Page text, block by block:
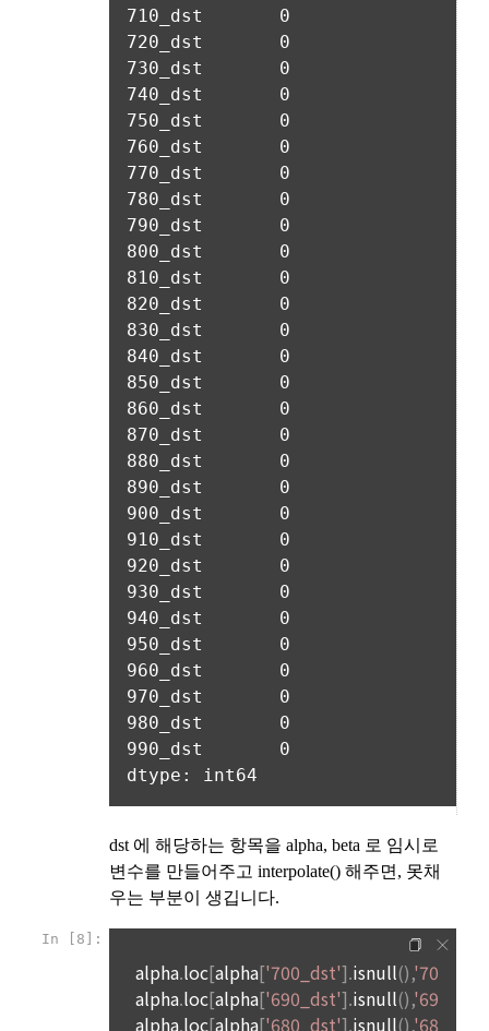
보 취급방침을 통해 알림으로써 고지 절차와 동의 절차를 거치
제 10 조 (계약의 성립)
1. “사이트”는 제9조와 같은 구매 신청에 대하여 다음 각 호에 해
당하면 승낙하지 않을 수 있다. 다만, 미성년자와 계약을 체결하
는 경우에는 법정대리인의 동의를 얻지 못하면 미성년자 본인
또는 법정대리인이 계약을 취소할 수 있다는 내용을 고지하여야
가. 신청 내용에 허위, 기재누락, 오기가 있는 경우
나. 기타 구매 신청에 승낙하는 것이 “사이트” 기술상 현저히 지
장이 있다고 판단하는 경우
2. “사이트”의 승낙이 제12조 제1항의 수신 확인통지형태로 이
용자에게 도달한 시점에 계약이 성립한 것으로 본다.
3. “사이트”의 승낙 의사 표시에는 이용자의 구매 신청에 대한
확인 및 판매 가능 여부, 구매 신청의 정정 취소 등에 관한 정보
등을 포함하여야 한다.
제 11 조 (지급방법)
“사이트”에서 구매한 재화 및 서비스에 대한 대금지급방법은 다
음 각 호의 방법 중 가용한 방법으로 할 수 있다. 단, “회사”는 이
용자의 지급방법에 대하여 재화 및 서비스 등의 대금에 어떠한
명목의 수수료도 추가하여 징수할 수 없다.
가. 폰 뱅킹, 인터넷 뱅킹, 메일 뱅킹 등의 각종 계좌이체
나. 선불카드, 직불카드, 신용카드 등의 각종 카드 결제
다. 온라인 무통장 입금
라. 전자화폐에 의한 결제
사. 기타 전자적 지급 방법에 의한 대금 지급 등
1. “사이트”는 이용자의 구매 신청이 있는 경우 이용자에게 수신
확인통지를 한다.
"회사"는 서비스 향상을 위해서 아래와 같이 개인정보를 위탁하
고 있으며, 관계 법령에 따라 위탁계약 시 개인정보가 안전하게
관리될 수 있도록 필요한 사항을 규정하고 있습니다. 변동사항
발생 시 공지사항 또는 개인정보취급방침을 통해 고지하도록 하
수탁업체              위탁업무내용
지엔유 세무회계    대회 수상자에 따른 소득신고 대행
Mailchimp         뉴스레터 발송 대행
나. 다음의 경우에는 합당한 절차를 통하여 개인정보를 제공 또
는 이용할 수 있습니다.
1) ‘기업 회원’(채용 의뢰 기업)에게 개인정보 제공
데이콘 인재풀 등록 회원의 개인정보는 데이콘 인재풀 서비스의
채용 의뢰가 있는 불특정 다수의 기업 회원이 열람할 수 있음.
-개인 정보를 제공 받는자 : 기업회원
-개인정보를 제공받는 자의 개인정보 이용 목적 : 채용을 위한
-제공하는 개인정보의 항목 : 데이콘 인재풀 등록시 수집하는 항
-개인정보를 제공받는 자의 개인정보 보유 및 이용기간 : 제휴
2) 채용에 지원하는 경우
이용자가 데이콘을 통해 채용 서비스에 지원하는 경우, 채용 절
차 진행을 위해 채용 의뢰 ‘기업 회원’에게 이용자의 연락처 등
개인정보를 제공.
3) 매각, 인수합병
서비스 제공자의 권리, 의무가 승계 또는 이전되는 경우 이를 반
드시 사전에 고지하며 이용자의 개인정보에 대한 동의철회의 선
4) 다만, 아래의 경우에는 예외로 합니다.